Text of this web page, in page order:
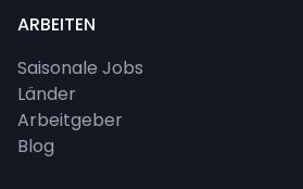
ARBEITEN
Saisonale Jobs
Länder
Arbeitgeber
Blog